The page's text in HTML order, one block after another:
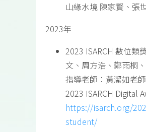
山緣水境 陳家賢、張
2023年
2023 ISARCH 數位類
文、周方浩、鄭雨桐
指導老師：黃潔如老
2023 ISARCH Digital
https://isarch.org/
student/